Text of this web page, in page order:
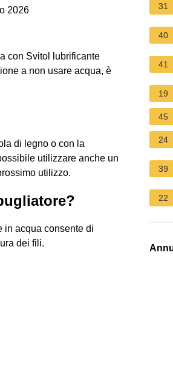
2026
con Svitol lubrificante
a non usare acqua, è
di legno o con la
utilizzare anche un
utilizzo.
in acqua consente di
dei fili.
31
40
41
19
45
24
39
22